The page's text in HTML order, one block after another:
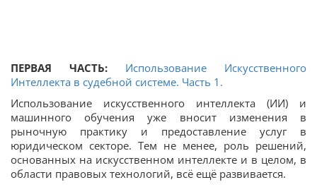
ПЕРВАЯ ЧАСТЬ:
Использование Искусственного
Интеллекта в судебной системе. Часть 1.
Использование искусственного интеллекта (ИИ) и
машинного обучения уже вносит изменения в
рыночную практику и предоставление услуг в
юридическом секторе. Тем не менее, роль решений,
основанных на искусственном интеллекте и в целом, в
области правовых технологий, всё ещё развивается.